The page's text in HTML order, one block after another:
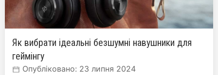
Як вибрати ідеальні безшумні навушники для
геймінгу
Опубліковано: 23 липня 2024